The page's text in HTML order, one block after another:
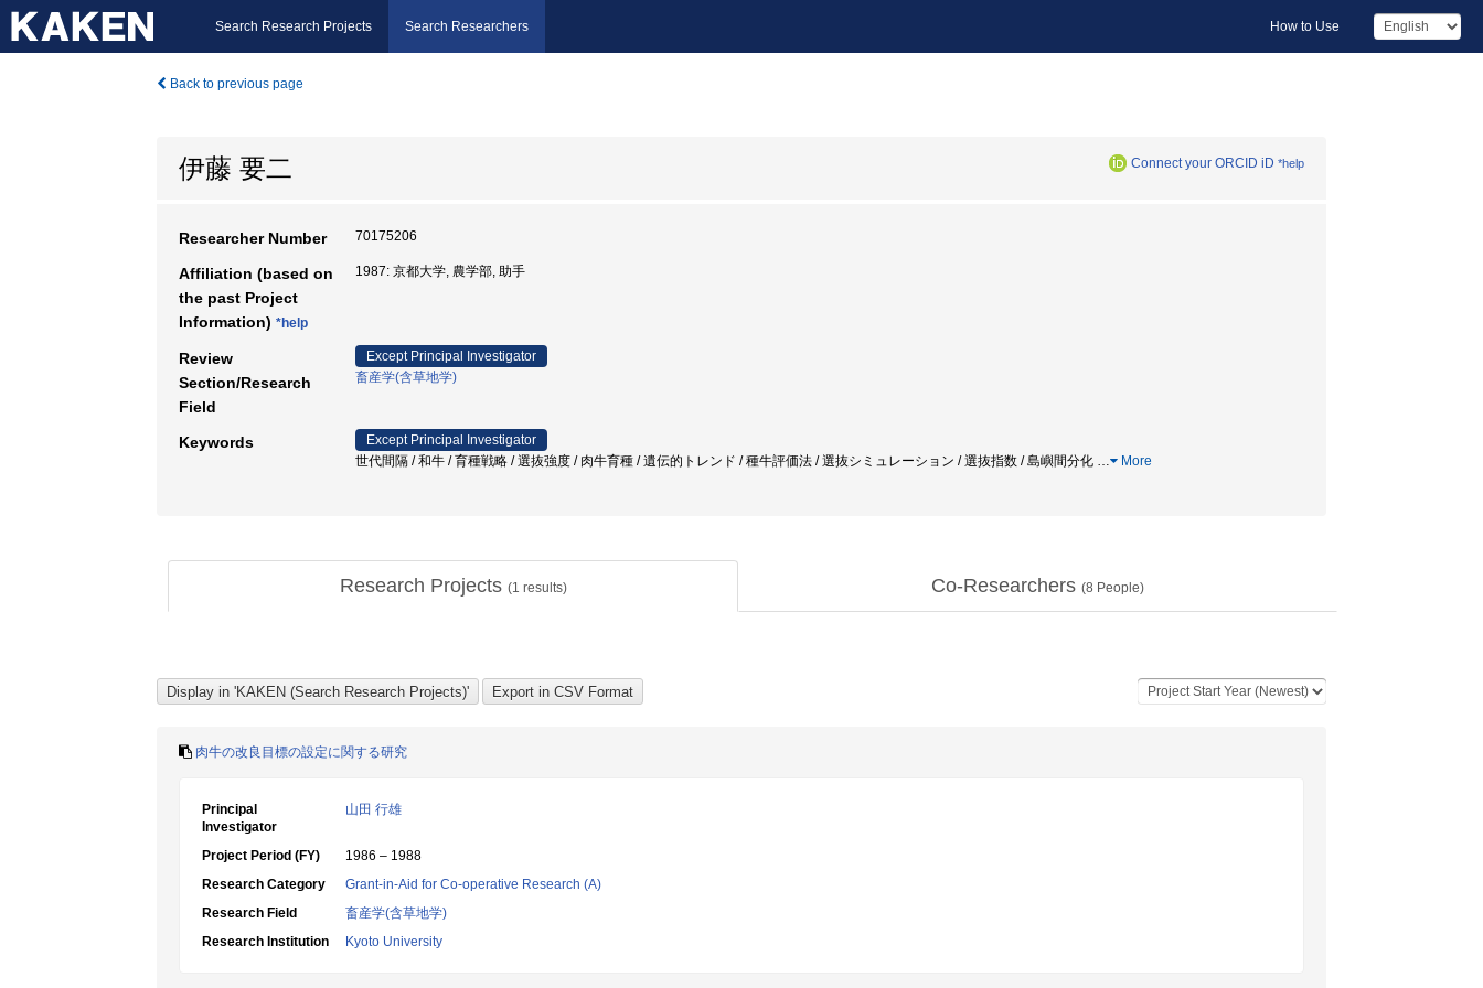
Search Research Projects Search Researchers How to Use
Back to previous page
伊藤 要二 Connect your ORCID iD *help
Researcher Number 70175206
Affiliation (based on
the past Project
Information) *help
1987: 京都大学, 農学部, 助手
Review
Section/Research
Field
Except Principal Investigator
畜産学(含草地学)
Keywords
Except Principal Investigator
世代間隔 / 和牛 / 育種戦略 / 選抜強度 / 肉牛育種 / 遺伝的トレンド / 種牛評価法 / 選抜シミュレーション / 選抜指数 / 島嶼間分化 … More
Research Projects (1 results) Co-Researchers (8 People)
肉牛の改良目標の設定に関する研究
Principal
Investigator
山田 行雄
Project Period (FY)
1986 – 1988
Research Category
Grant-in-Aid for Co-operative Research (A)
Research Field
畜産学(含草地学)
Research Institution
Kyoto University